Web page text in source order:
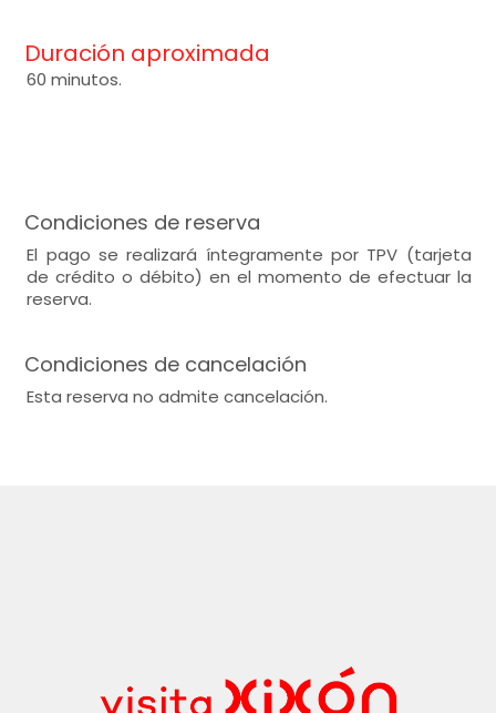
Duración aproximada
60 minutos.
Condiciones de reserva
El pago se realizará íntegramente por TPV (tarjeta
de crédito o débito) en el momento de efectuar la
reserva.
Condiciones de cancelación
Esta reserva no admite cancelación.